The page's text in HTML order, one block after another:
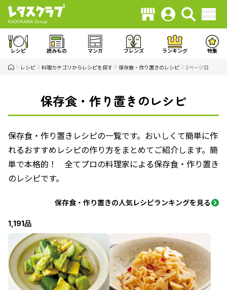
レシピ 読みもの マンガ フレンズ ランキング 特集
レシピ 料理カテゴリからレシピを探す 保存食・作り置きのレシピ 2ページ目
保存食・作り置きのレシピ
保存食・作り置きレシピの一覧です。おいしくて簡単に作
れるおすすめレシピの作り方をまとめてご紹介します。簡
単で本格的！ 全てプロの料理家による保存食・作り置き
のレシピです。
保存食・作り置きの人気レシピランキングを見る
1,191品